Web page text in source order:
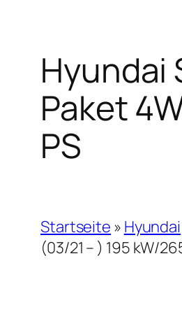
Hyundai
Paket
PS
Startseite » Hyundai
(03/21 – ) 195 kW/